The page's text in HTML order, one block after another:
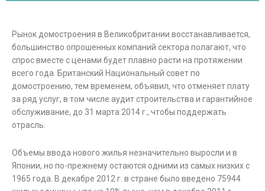
Рынок домостроения в Великобритании восстанавливается,
большинство опрошенных компаний сектора полагают, что
спрос вместе с ценами будет плавно расти на протяжении
всего года. Британский Национальный совет по
домостроению, тем временем, объявил, что отменяет плату
за ряд услуг, в том числе аудит строительства и гарантийное
обслуживание, до 31 марта 2014 г., чтобы поддержать
отрасль.
Объемы ввода нового жилья незначительно выросли и в
Японии, но по-прежнему остаются одними из самых низких с
1965 года. В декабре 2012 г. в стране было введено 75944